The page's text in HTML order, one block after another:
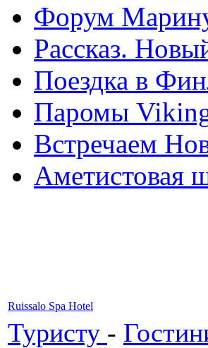
Форум
Рассказ.
Поездка в
Паромы
Встречаем
Аметистовая
Ruissalo Spa Hotel
Туристу -